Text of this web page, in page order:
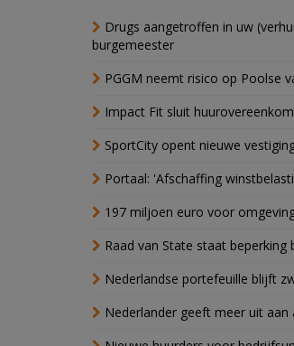
Drugs aangetroffen in uw
burgemeester
PGGM neemt risico op Poolse
Impact Fit sluit
SportCity opent nieuwe
Portaal: 'Afschaffing
197 miljoen euro voor
Raad van State staat
Nederlandse portefeuille blijft
Nederlander geeft meer uit aan